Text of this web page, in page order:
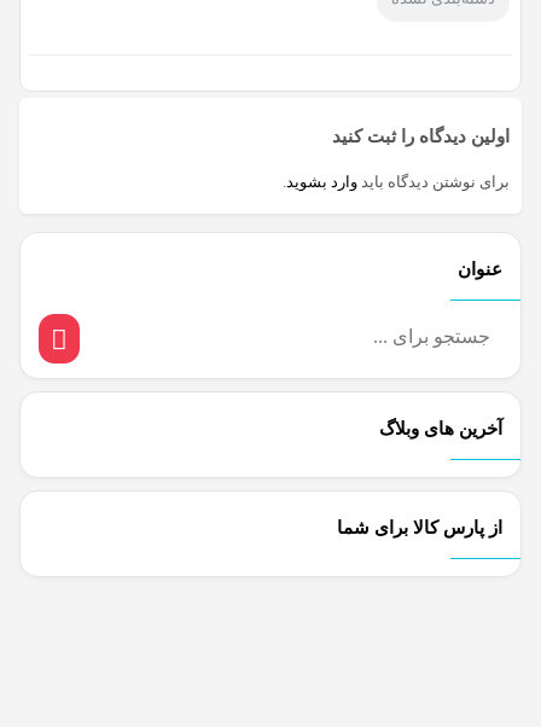
عنوان
آخرین های وبلاگ
از پارس کالا برای شما
اولین دیدگاه را ثبت کنید
برای نوشتن دیدگاه باید وارد بشوید.